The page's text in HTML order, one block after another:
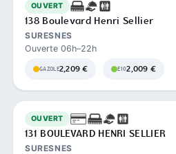
OUVERT
138 Boulevard Henri Sellier
SURESNES
Ouverte 06h–22h
GAZOLE2,209 € E102,009 €
OUVERT
131 BOULEVARD HENRI SELLIER
SURESNES